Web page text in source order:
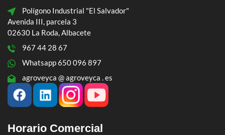
Polígono Industrial "El Salvador"
Avenida III, parcela 3
02630 La Roda, Albacete
967 44 28 67
Whatsapp 650 096 897
agroveyca @ agroveyca . es
Horario Comercial